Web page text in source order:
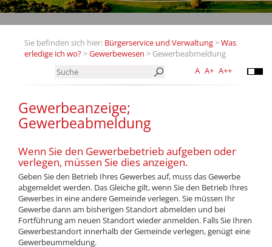
Sie befinden sich hier: Bürgerservice und Verwaltung>Was
erledige ich wo?>Gewerbewesen > Gewerbeabmeldung
A A+ A++
Gewerbeanzeige;
Gewerbeabmeldung
Wenn Sie den Gewerbebetrieb aufgeben oder
verlegen, müssen Sie dies anzeigen.
Geben Sie den Betrieb Ihres Gewerbes auf, muss das Gewerbe
abgemeldet werden. Das Gleiche gilt, wenn Sie den Betrieb Ihres
Gewerbes in eine andere Gemeinde verlegen. Sie müssen Ihr
Gewerbe dann am bisherigen Standort abmelden und bei
Fortführung am neuen Standort wieder anmelden. Falls Sie Ihren
Gewerbestandort innerhalb der Gemeinde verlegen, genügt eine
Gewerbeummeldung.